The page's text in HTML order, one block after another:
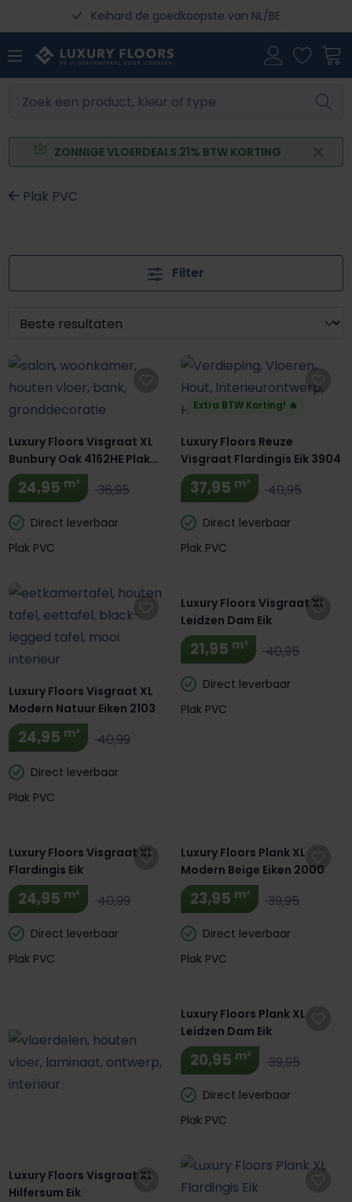
Ga naar de hoofdinhoudKeihard de goedkoopste van NL/BE
ZONNIGE VLOERDEALS 21% BTW KORTING
Plak PVC
Filter
Luxury Floors Visgraat XL
Bunbury Oak 4162HE Plak
PVC
24,95 m² 36,95
Direct leverbaar
Plak PVC
Extra BTW Korting! 🔥
Luxury Floors Reuze
Visgraat Flardingis Eik 3904
37,95 m² 40,95
Direct leverbaar
Plak PVC
Luxury Floors Visgraat XL
Modern Natuur Eiken 2103
24,95 m² 40,99
Direct leverbaar
Plak PVC
Luxury Floors Visgraat XL
Leidzen Dam Eik
21,95 m² 40,95
Direct leverbaar
Plak PVC
Luxury Floors Visgraat XL
Flardingis Eik
24,95 m² 40,99
Direct leverbaar
Plak PVC
Luxury Floors Plank XL
Modern Beige Eiken 2000
23,95 m² 39,95
Direct leverbaar
Plak PVC
Luxury Floors Plank XL
Leidzen Dam Eik
20,95 m² 39,95
Direct leverbaar
Plak PVC
Luxury Floors Visgraat XL
Hilfersum Eik